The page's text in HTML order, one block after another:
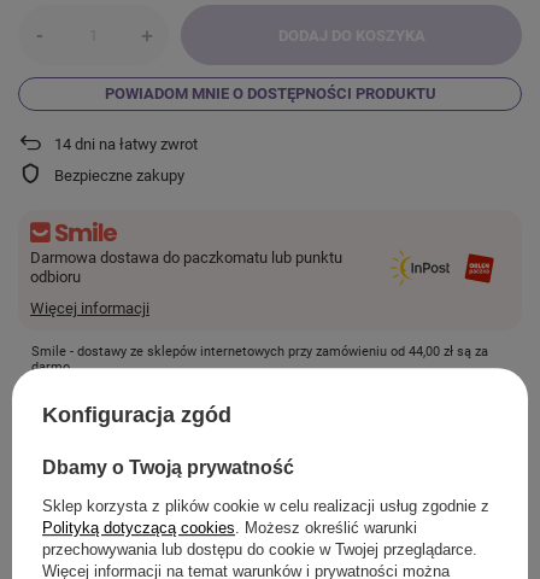
- + DODAJ DO KOSZYKA
POWIADOM MNIE O DOSTĘPNOŚCI PRODUKTU
14 dni na łatwy zwrot
Bezpieczne zakupy
Darmowa dostawa do paczkomatu lub punktu
odbioru
Więcej informacji
Smile - dostawy ze sklepów internetowych przy zamówieniu od 44,00 zł są za
darmo.
ZADAJ PYTANIE
Konfiguracja zgód
Dbamy o Twoją prywatność
Sklep korzysta z plików cookie w celu realizacji usług zgodnie z
Polityką dotyczącą cookies . Możesz określić warunki
przechowywania lub dostępu do cookie w Twojej przeglądarce.
Więcej informacji na temat warunków i prywatności można